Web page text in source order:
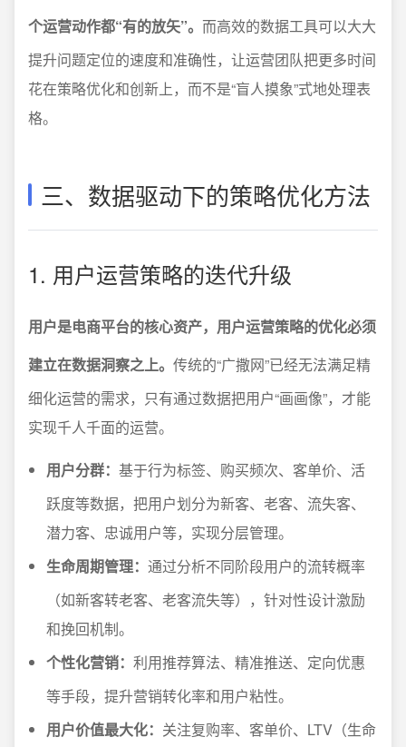
个运营动作都“有的放矢”。 而高效的数据工具可以大大
提升问题定位的速度和准确性，让运营团队把更多时间
花在策略优化和创新上，而不是“盲人摸象”式地处理表
格。
三、数据驱动下的策略优化方法
1. 用户运营策略的迭代升级
用户是电商平台的核心资产，用户运营策略的优化必须
建立在数据洞察之上。 传统的“广撒网”已经无法满足精
细化运营的需求，只有通过数据把用户“画画像”，才能
实现千人千面的运营。
用户分群： 基于行为标签、购买频次、客单价、活
跃度等数据，把用户划分为新客、老客、流失客、
潜力客、忠诚用户等，实现分层管理。
生命周期管理： 通过分析不同阶段用户的流转概率
（如新客转老客、老客流失等），针对性设计激励
和挽回机制。
个性化营销： 利用推荐算法、精准推送、定向优惠
等手段，提升营销转化率和用户粘性。
用户价值最大化： 关注复购率、客单价、LTV（生命